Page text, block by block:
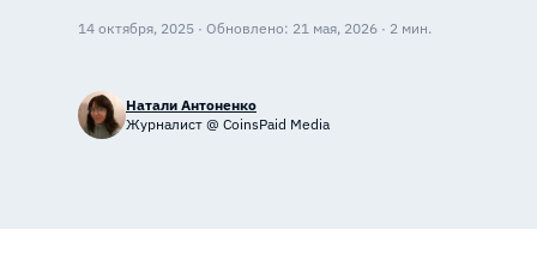
14 октября, 2025 · Обновлено: 21 мая, 2026 · 2 мин.
Натали Антоненко
Журналист @ CoinsPaid Media